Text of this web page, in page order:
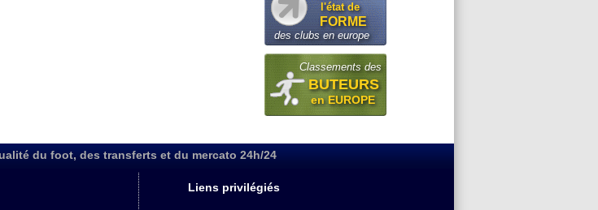
l'état de
FORME
des clubs en europe
Classements des
BUTEURS
en EUROPE
du foot, des transferts et du mercato 24h/24
Liens privilégiés